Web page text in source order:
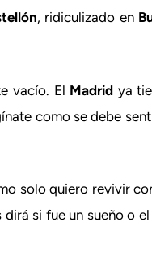
, ridiculizado en
vacío. El Madrid ya
como se debe
solo quiero revivir
si fue un sueño o